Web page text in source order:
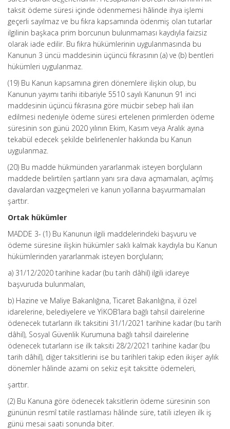
taksit ödeme süresi içinde ödenmemesi hâlinde ihya işlemi
geçerli sayılmaz ve bu fıkra kapsamında ödenmiş olan tutarlar
ilgilinin başkaca prim borcunun bulunmaması kaydıyla faizsiz
olarak iade edilir. Bu fıkra hükümlerinin uygulanmasında bu
Kanunun 3 üncü maddesinin üçüncü fıkrasının (a) ve (b) bentleri
hükümleri uygulanmaz.
(19) Bu Kanun kapsamına giren dönemlere ilişkin olup, bu
Kanunun yayımı tarihi itibariyle 5510 sayılı Kanunun 91 inci
maddesinin üçüncü fıkrasına göre mücbir sebep hali ilan
edilmesi nedeniyle ödeme süresi ertelenen primlerden ödeme
süresinin son günü 2020 yılının Ekim, Kasım veya Aralık ayına
tekabül edecek şekilde belirlenenler hakkında bu Kanun
uygulanmaz.
(20) Bu madde hükmünden yararlanmak isteyen borçluların
maddede belirtilen şartların yanı sıra dava açmamaları, açılmış
davalardan vazgeçmeleri ve kanun yollarına başvurmamaları
şarttır.
Ortak hükümler
MADDE 3- (1) Bu Kanunun ilgili maddelerindeki başvuru ve
ödeme süresine ilişkin hükümler saklı kalmak kaydıyla bu Kanun
hükümlerinden yararlanmak isteyen borçluların;
a) 31/12/2020 tarihine kadar (bu tarih dâhil) ilgili idareye
başvuruda bulunmaları,
b) Hazine ve Maliye Bakanlığına, Ticaret Bakanlığına, il özel
idarelerine, belediyelere ve YİKOB’lara bağlı tahsil dairelerine
ödenecek tutarların ilk taksitini 31/1/2021 tarihine kadar (bu tarih
dâhil), Sosyal Güvenlik Kurumuna bağlı tahsil dairelerine
ödenecek tutarların ise ilk taksiti 28/2/2021 tarihine kadar (bu
tarih dâhil), diğer taksitlerini ise bu tarihleri takip eden ikişer aylık
dönemler hâlinde azami on sekiz eşit taksitte ödemeleri,
şarttır.
(2) Bu Kanuna göre ödenecek taksitlerin ödeme süresinin son
gününün resmî tatile rastlaması hâlinde süre, tatili izleyen ilk iş
günü mesai saati sonunda biter.